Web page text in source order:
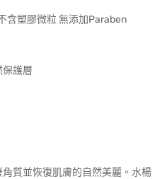
含塑膠微粒 無添加Paraben
護層
質並恢復肌膚的自然美麗。水楊